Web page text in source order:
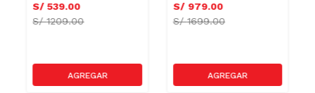
S/ 539.00
S/1209.00
S/ 979.00
S/1699.00